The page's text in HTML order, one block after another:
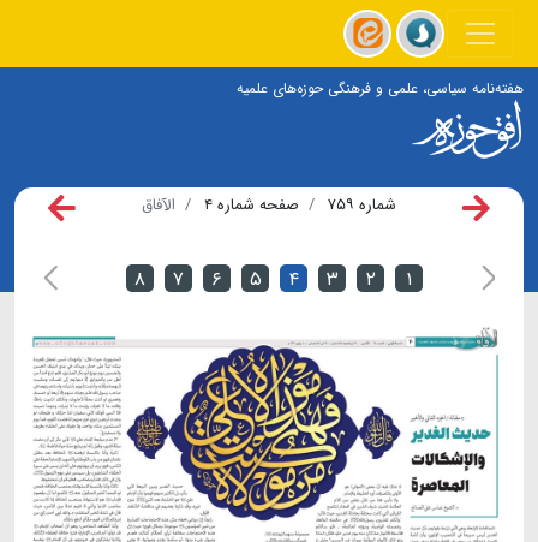
هفته‌نامه سیاسی، علمی و فرهنگی حوزه‌های علمیه
شماره ۷۵۹ صفحه شماره ۴ الآفاق
۱ ۲ ۳ ۴ ۵ ۶ ۷ ۸